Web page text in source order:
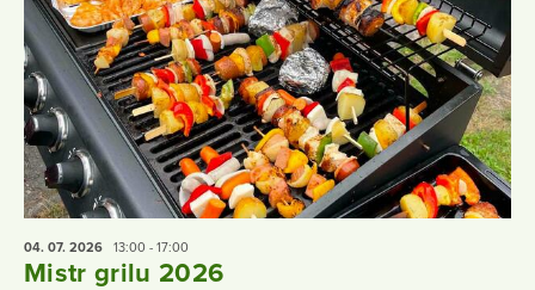
04. 07. 2026 13:00 - 17:00
Mistr grilu 2026